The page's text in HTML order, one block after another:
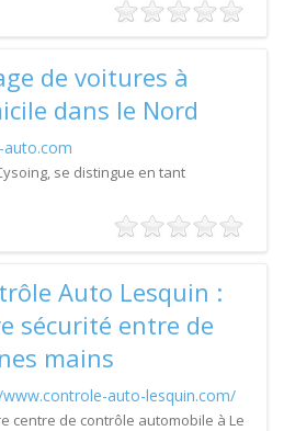
de voitures à
dans le Nord
se distingue en tant
Auto Lesquin :
sécurité entre de
mains
auto-lesquin.com/
centre de contrôle automobile à Le